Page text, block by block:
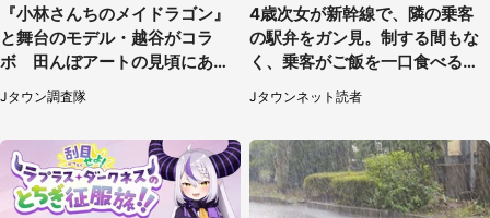
『小林さんちのメイドラゴン』
と舞台のモデル・越谷がコラ
ボ 田んぼアートの見頃にあわ
せて企画続々【7／31～】
Jタウン調査隊
4歳次女が新幹線で、隣の乗客
の駅弁をガン見。制する間もな
く、乗客がご飯を一口食べると
（茨城県・50代女性）
Jタウンネット読者